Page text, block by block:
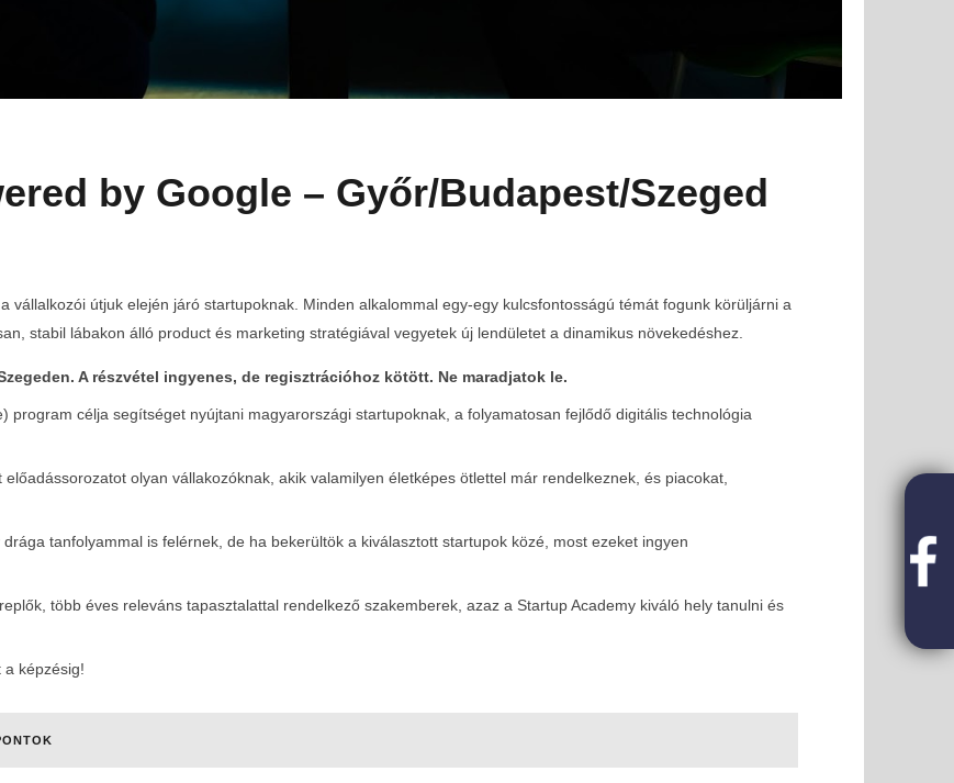
by Google – Győr/Budapest/Szeged
2019-
10-08
vállalkozói útjuk elején járó startupoknak. Minden alkalommal egy-egy kulcsfontosságú témát fogunk körüljárni a
stabil lábakon álló product és marketing stratégiával vegyetek új lendületet a dinamikus növekedéshez.
A részvétel ingyenes, de regisztrációhoz kötött. Ne maradjatok le.
program célja segítséget nyújtani magyarországi startupoknak, a folyamatosan fejlődő digitális technológia
olyan vállakozóknak, akik valamilyen életképes ötlettel már rendelkeznek, és piacokat,
tanfolyammal is felérnek, de ha bekerültök a kiválasztott startupok közé, most ezeket ingyen
több éves releváns tapasztalattal rendelkező szakemberek, azaz a Startup Academy kiváló hely tanulni és
képzésig!